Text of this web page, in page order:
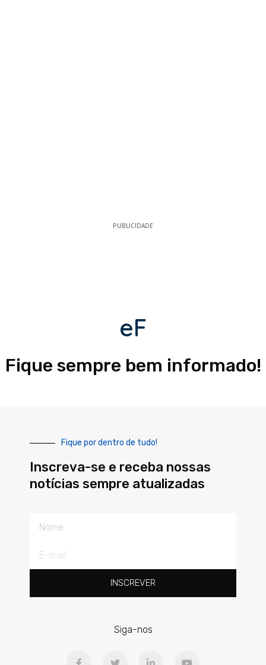
PUBLICIDADE
eF
Fique sempre bem informado!
Fique por dentro de tudo!
Inscreva-se e receba nossas
notícias sempre atualizadas
mail
INSCREVER
Siga-nos